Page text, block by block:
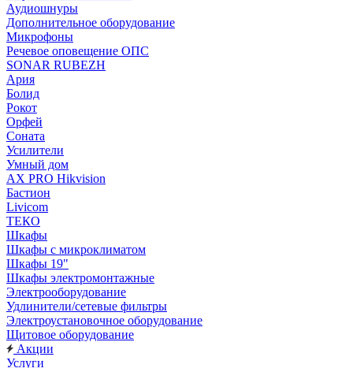
Аудиошнуры
Дополнительное оборудование
Микрофоны
Речевое оповещение ОПС
SONAR RUBEZH
Ария
Болид
Рокот
Орфей
Соната
Усилители
Умный дом
AX PRO Hikvision
Бастион
Livicom
ТЕКО
Шкафы
Шкафы с микроклиматом
Шкафы 19"
Шкафы электромонтажные
Электрооборудование
Удлинители/сетевые фильтры
Электроустановочное оборудование
Щитовое оборудование
Акции
Услуги